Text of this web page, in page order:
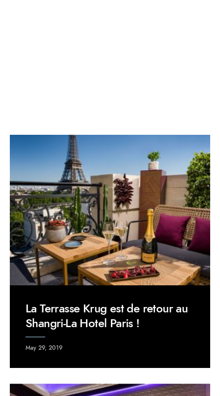
La Terrasse Krug est de retour au
Shangri-La Hotel Paris !
May 29, 2019